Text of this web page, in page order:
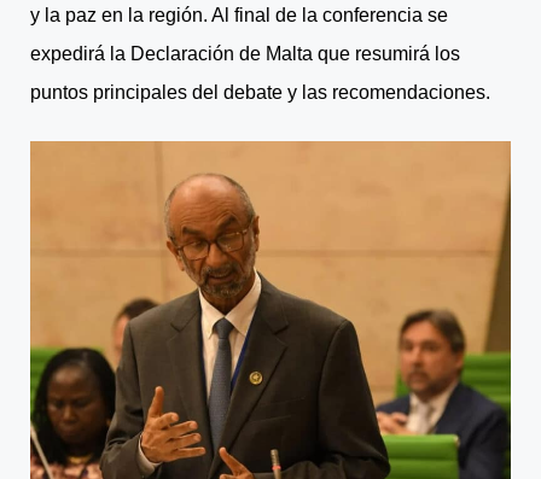
y la paz en la región. Al final de la conferencia se
expedirá la Declaración de Malta que resumirá los
puntos principales del debate y las recomendaciones.